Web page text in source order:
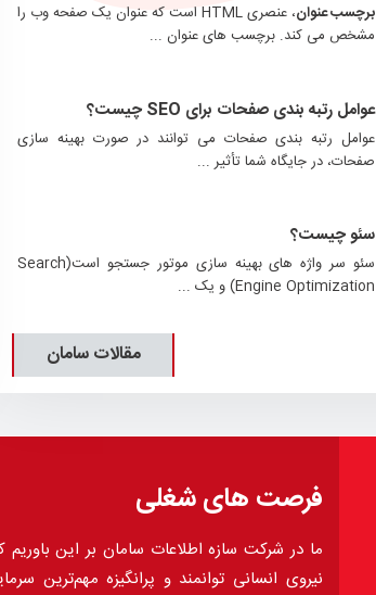
برچسب عنوان
، عنصری HTML است که عنوان یک صفحه وب را
مشخص می کند. برچسب های عنوان ...
عوامل رتبه بندی صفحات برای SEO چیست؟
عوامل رتبه بندی صفحات می توانند در صورت بهینه سازی
صفحات، در جایگاه شما تأثیر ...
سئو چیست؟
سئو سر واژه های بهینه سازی موتور جستجو است(Search
Engine Optimization) و یک ...
مقالات سامان
فرصت های شغلی
ما در شرکت سازه اطلاعات سامان بر این باوریم
نیروی انسانی توانمند و پرانگیزه مهم‌ترین